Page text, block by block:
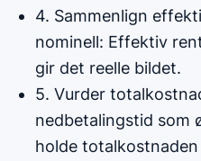
4. Sammenlign
nominell: Effektiv
gir det reelle bildet.
5. Vurder
nedbetalingstid som
holde totalkostnaden